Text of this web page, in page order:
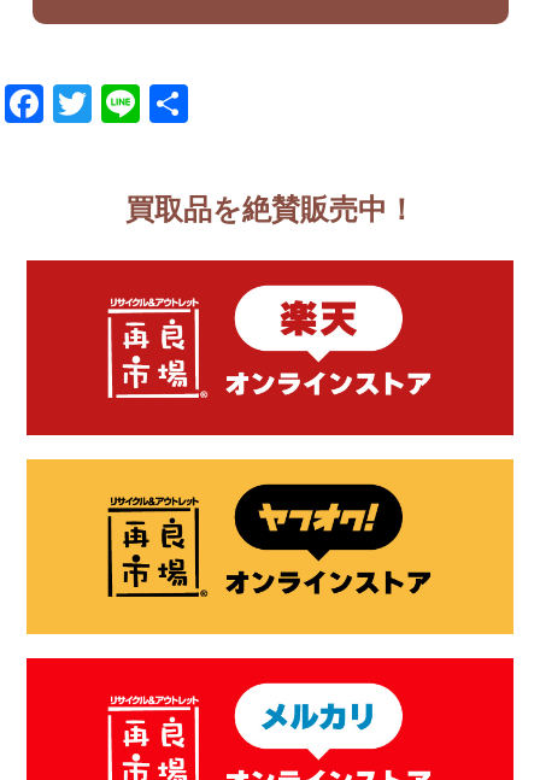
Facebook
Twitter
Line
買取品を絶賛販売中！